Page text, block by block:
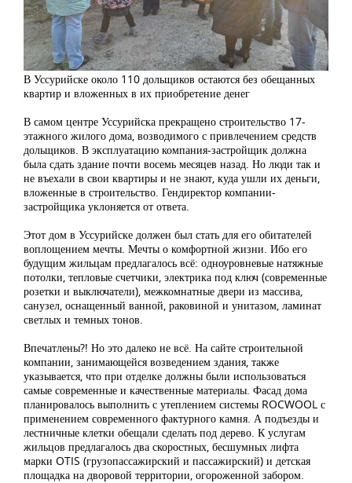
В Уссурийске около 110 дольщиков остаются без обещанных
квартир и вложенных в их приобретение денег
В самом центре Уссурийска прекращено строительство 17-
этажного жилого дома, возводимого с привлечением средств
дольщиков. В эксплуатацию компания-застройщик должна
была сдать здание почти восемь месяцев назад. Но люди так и
не въехали в свои квартиры и не знают, куда ушли их деньги,
вложенные в строительство. Гендиректор компании-
застройщика уклоняется от ответа.
Этот дом в Уссурийске должен был стать для его обитателей
воплощением мечты. Мечты о комфортной жизни. Ибо его
будущим жильцам предлагалось всё: одноуровневые натяжные
потолки, тепловые счетчики, электрика под ключ (современные
розетки и выключатели), межкомнатные двери из массива,
санузел, оснащенный ванной, раковиной и унитазом, ламинат
светлых и темных тонов.
Впечатлены?! Но это далеко не всё. На сайте строительной
компании, занимающейся возведением здания, также
указывается, что при отделке должны были использоваться
самые современные и качественные материалы. Фасад дома
планировалось выполнить с утеплением системы ROCWOOL с
применением современного фактурного камня. А подъезды и
лестничные клетки обещали сделать под дерево. К услугам
жильцов предлагалось два скоростных, бесшумных лифта
марки OTIS (грузопассажирский и пассажирский) и детская
площадка на дворовой территории, огороженной забором.